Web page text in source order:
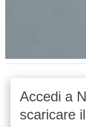
Accedi a
scaricare